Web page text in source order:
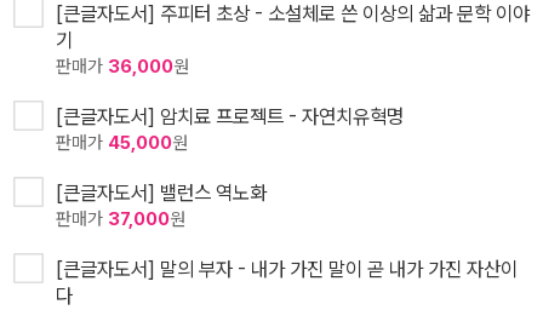
[큰글자도서] 주피터 초상 - 소설체로 쓴 이상의 삶과 문학 이야
기
판매가 36,000원
[큰글자도서] 암치료 프로젝트 - 자연치유혁명
판매가 45,000원
[큰글자도서] 밸런스 역노화
판매가 37,000원
[큰글자도서] 말의 부자 - 내가 가진 말이 곧 내가 가진 자산이
다